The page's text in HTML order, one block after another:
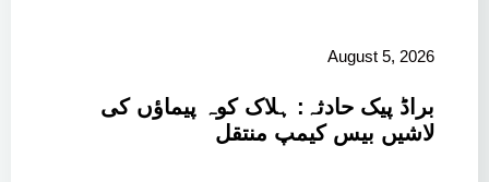
August 5, 2026
براڈ پیک حادثہ: ہلاک کوہ پیماؤں کی
لاشیں بیس کیمپ منتقل